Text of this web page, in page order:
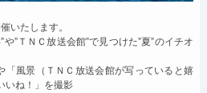
いたします。
”ＴＮＣ放送会館”で見つけた”夏”のイチオ
「風景（ＴＮＣ放送会館が写っていると嬉
いね！」を撮影